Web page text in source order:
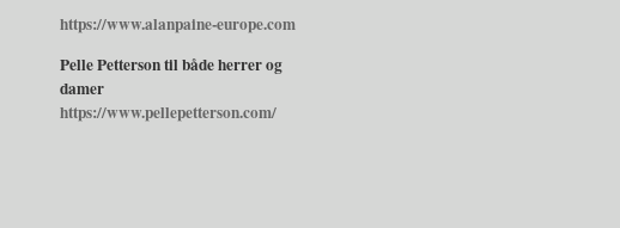
https://www.alanpaine-europe.com
Pelle Petterson til både herrer og
damer
https://www.pellepetterson.com/